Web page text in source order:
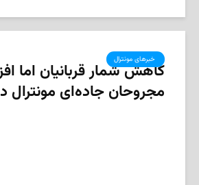
‌ خبرهای مونترال
کاهش شمار قربانیان اما
مجروحان جاده‌ای